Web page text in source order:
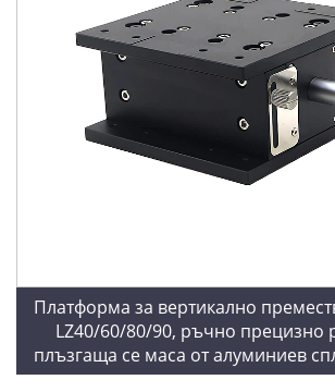
Платформа за вертикално
LZ40/60/80/90, ръчно прецизно
плъзгаща се маса от алуминиев
на ход